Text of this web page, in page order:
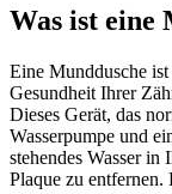
Was ist eine
Eine Munddusche
Gesundheit Ihrer
Dieses Gerät, das
Wasserpumpe und
stehendes Wasser in
Plaque zu